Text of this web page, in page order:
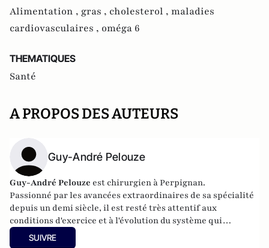
Alimentation , gras , cholesterol , maladies
cardiovasculaires , oméga 6
THEMATIQUES
Santé
A PROPOS DES AUTEURS
Guy-André Pelouze
Guy-André Pelouze est chirurgien à Perpignan.
Passionné par les avancées extraordinaires de sa spécialité
depuis un demi siècle, il est resté très attentif aux
conditions d'exercice et à l'évolution du système qui
conditionnent la qualité des soins.
SUIVRE